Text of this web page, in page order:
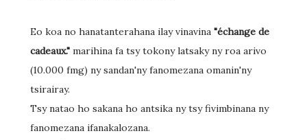
Eo koa no hanatanterahana ilay vinavina "échange de
cadeaux." marihina fa tsy tokony latsaky ny roa arivo
(10.000 fmg) ny sandan'ny fanomezana omanin'ny
tsirairay.
Tsy natao ho sakana ho antsika ny tsy fivimbinana ny
fanomezana ifanakalozana.